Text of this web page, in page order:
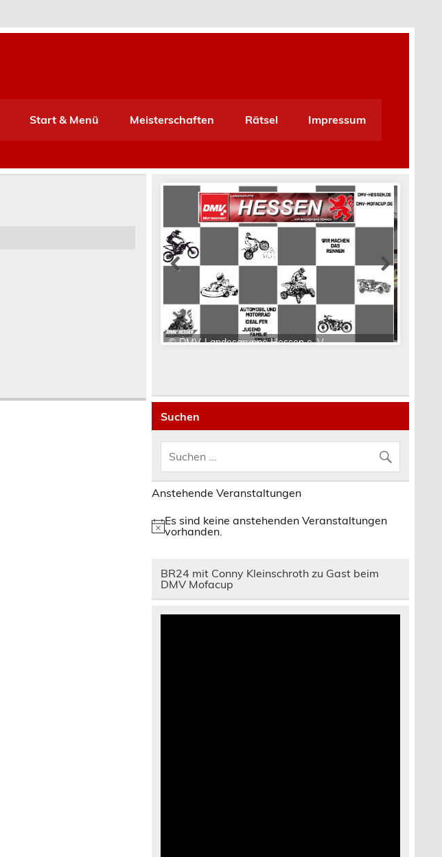
Start & Menü Meisterschaften Rätsel Impressum
Suchen
Anstehende Veranstaltungen
Hinweis
Es sind keine anstehenden Veranstaltungen
vorhanden.
BR24 mit Conny Kleinschroth zu Gast beim
DMV Mofacup